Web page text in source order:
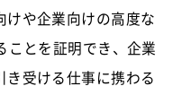
けや企業向けの高度な
ことを証明でき、企業
受ける仕事に携わる